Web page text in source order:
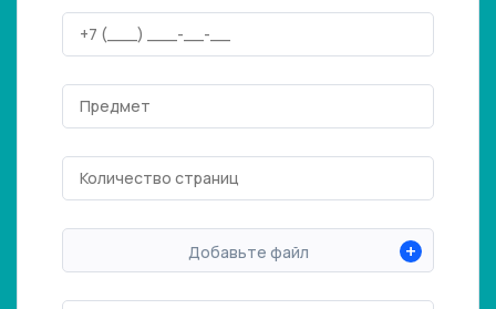
Добавьте файл +